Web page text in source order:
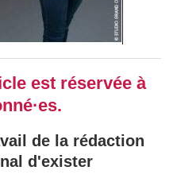
est réservée à
de la rédaction
d'exister